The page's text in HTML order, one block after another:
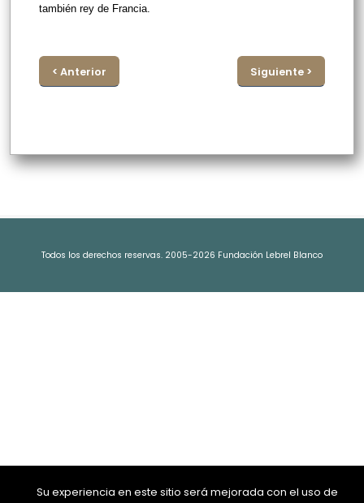
también rey de Francia.
< Anterior Siguiente >
Todos los derechos reservas. 2005-2026 Fundación Lebrel Blanco
Su experiencia en este sitio será mejorada con el uso de